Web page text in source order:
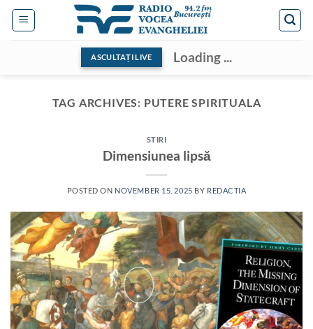
Skip
ASCULTAȚI LIVE Loading ...
TAG ARCHIVES: PUTERE SPIRITUALA
STIRI
Dimensiunea lipsă
POSTED ON NOVEMBER 15, 2025 BY REDACTIA